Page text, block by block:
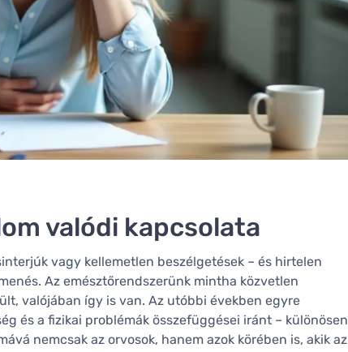
valódi kapcsolata
vagy kellemetlen beszélgetések – és hirtelen
Az emésztőrendszerünk mintha közvetlen
valójában így is van. Az utóbbi években egyre
és a fizikai problémák összefüggései iránt – különösen
nemcsak az orvosok, hanem azok körében is, akik az